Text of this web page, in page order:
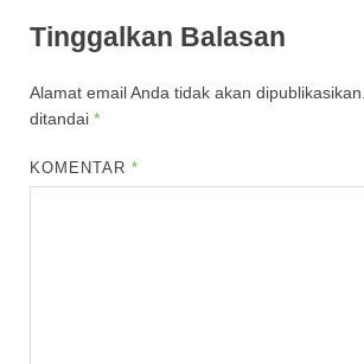
Tinggalkan Balasan
Alamat email Anda tidak akan dipublikasikan.
ditandai *
KOMENTAR*